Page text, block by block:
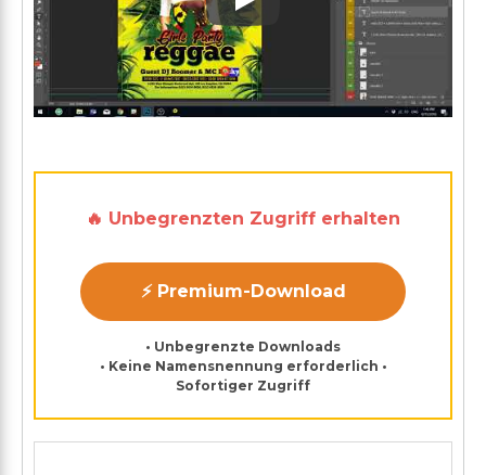
Play: Keynote (Google I/O
🔥 Unbegrenzten Zugriff erhalten
⚡ Premium-Download
• Unbegrenzte Downloads
• Keine Namensnennung erforderlich •
Sofortiger Zugriff